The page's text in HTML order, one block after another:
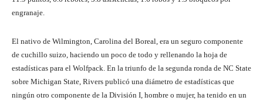
engranaje.
El nativo de Wilmington, Carolina del Boreal, era un seguro componente
de cuchillo suizo, haciendo un poco de todo y rellenando la hoja de
estadísticas para el Wolfpack. En la triunfo de la segunda ronda de NC State
sobre Michigan State, Rivers publicó una diámetro de estadísticas que
ningún otro componente de la División I, hombre o mujer, ha tenido en un